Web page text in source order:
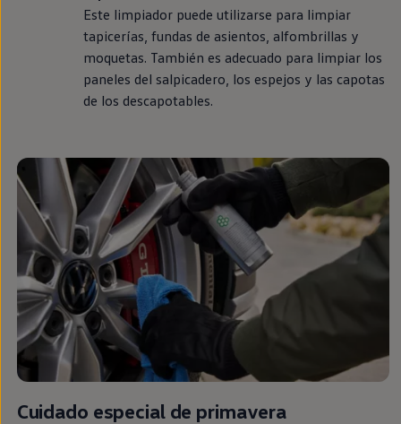
Llantas y neumáticos
Recambios Volkswagen
Accesorios y merchandising
Seguridad
Transporte
Entretenimiento
Personalización
Todo sobre tu Volkswagen
Tu coche conectado
Luces de advertencia
Manuales del coche
Información sobre EA189
Accede a My Volkswagen
Todo sobre tu Volkswagen
Información sobre Diésel XTL
Suscripción de mantenimiento Long Drive
Modelos anteriores
Beetle
Scirocco
Jetta
Sharan
Golf
Passat
Este limpiador puede utilizarse para limpiar
tapicerías, fundas de asientos, alfombrillas y
moquetas. También es adecuado para limpiar los
paneles del salpicadero, los espejos y las capotas
de los descapotables.
Cuidado especialde primavera